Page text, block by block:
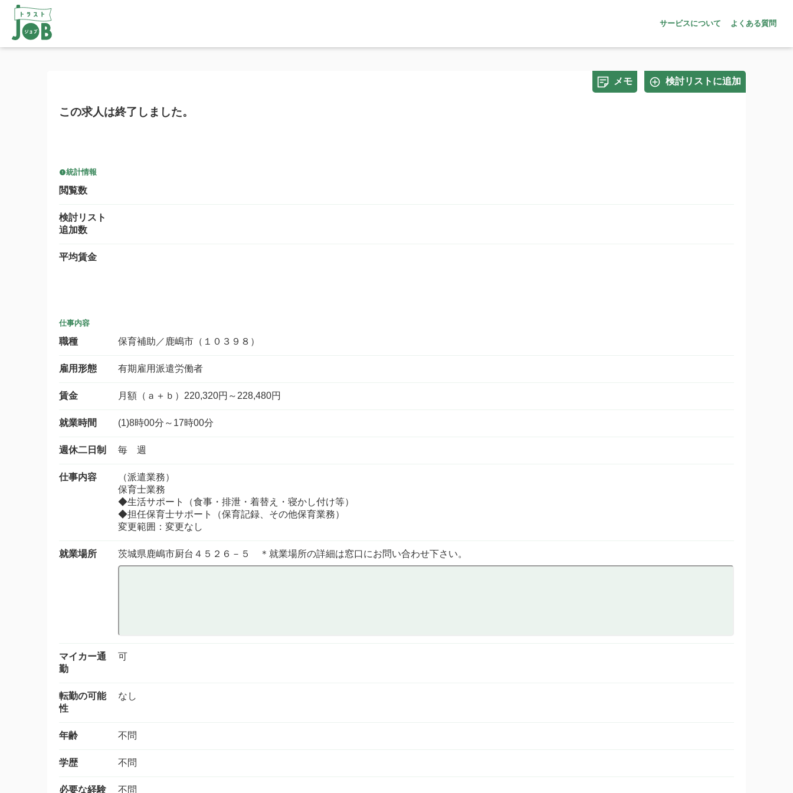
サービスについて よくある質問
メモ 検討リストに追加
この求人は終了しました。
統計情報
閲覧数
検討リスト
追加数
平均賃金
仕事内容
職種 保育補助／鹿嶋市（１０３９８）
雇用形態 有期雇用派遣労働者
賃金 月額（ａ＋ｂ）220,320円～228,480円
就業時間 (1)8時00分～17時00分
週休二日制 毎 週
仕事内容
（派遣業務）
保育士業務
◆生活サポート（食事・排泄・着替え・寝かし付け等）
◆担任保育士サポート（保育記録、その他保育業務）
変更範囲：変更なし
就業場所 茨城県鹿嶋市厨台４５２６－５ ＊就業場所の詳細は窓口にお問い合わせ下さい。
マイカー通
勤
可
転勤の可能
性
なし
年齢 不問
学歴 不問
必要な経験 不問